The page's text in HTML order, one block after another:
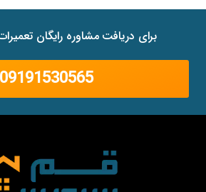
برای دریافت مشاوره رایگان
09191530565